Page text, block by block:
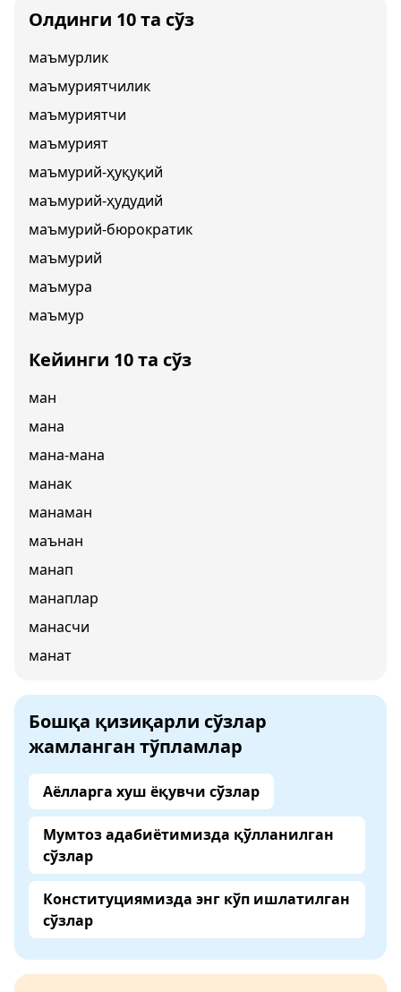
Олдинги 10 та сўз
маъмурлик
маъмуриятчилик
маъмуриятчи
маъмурият
маъмурий-ҳуқуқий
маъмурий-ҳудудий
маъмурий-бюрократик
маъмурий
маъмура
маъмур
Кейинги 10 та сўз
ман
мана
мана-мана
манак
манаман
маънан
манап
манаплар
манасчи
манат
Бошқа қизиқарли сўзлар
жамланган тўпламлар
Аёлларга хуш ёқувчи сўзлар
Мумтоз адабиётимизда қўлланилган
сўзлар
Конституциямизда энг кўп ишлатилган
сўзлар